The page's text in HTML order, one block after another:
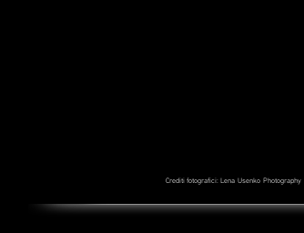
Crediti fotografici: Lena Usenko Photography